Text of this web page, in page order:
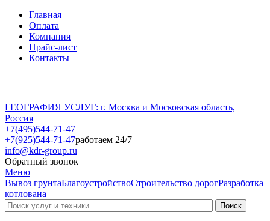
Главная
Оплата
Компания
Прайс-лист
Контакты
ГЕОГРАФИЯ УСЛУГ: г. Москва и Московская область,
Россия
+7(495)544-71-47
+7(925)544-71-47работаем 24/7
info@kdr-group.ru
Обратный звонок
Меню
Вывоз грунтаБлагоустройствоСтроительство дорогРазработка
котлована